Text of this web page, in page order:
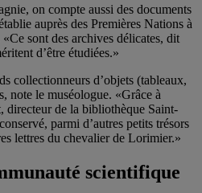
on compte aussi des documents
auprès des Premières Nations à
sont des archives délicates, dit
d’être étudiées.»
collectionneurs d’objets (tableaux,
note le muséologue. «Grâce à
de la bibliothèque Saint-
parmi d’autres petits trésors
lettres du chevalier de Lorimier.»
scientifique